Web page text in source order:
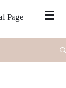
Page